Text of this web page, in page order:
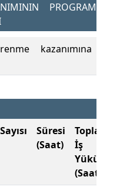
PROGRAM
kazanımına
Sayısı
Süresi
(Saat)
Toplam
İş
Yükü
(Saat)